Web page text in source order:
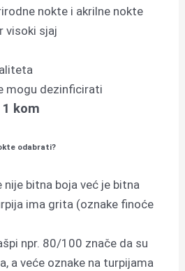
nokte i akrilne nokte
visoki sjaj
mogu dezinficirati
kom
odabrati?
nije bitna boja već je bitna
ima grita (oznake finoće
npr. 80/100 znače da su
a veće oznake na turpijama